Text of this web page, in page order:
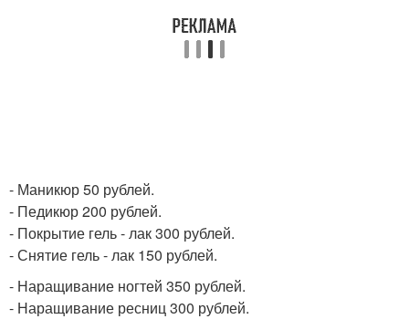
- Маникюр 50 рублей.
- Педикюр 200 рублей.
- Покрытие гель - лак 300 рублей.
- Снятие гель - лак 150 рублей.
- Наращивание ногтей 350 рублей.
- Наращивание ресниц 300 рублей.